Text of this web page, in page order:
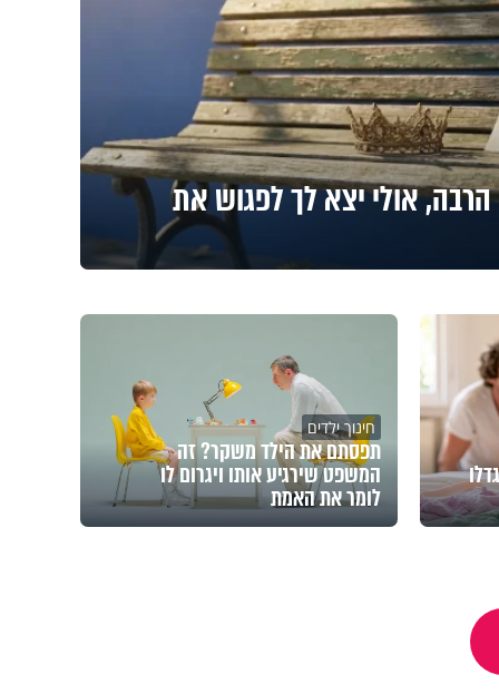
אולי יצא לך לפגוש את
חינוך ילדים
תפסתם את הילד משקר? זה
המשפט שירגיע אותו ויגרום לו
לומר את האמת